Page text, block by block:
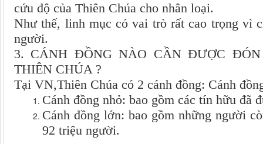
cứu độ của Thiên Chúa cho nhân loại.
Như thế, linh mục có vai trò rất cao trọng vì
người.
3. CÁNH ĐỒNG NÀO CẦN ĐƯỢC
THIÊN CHÚA ?
Tại VN,Thiên Chúa có 2 cánh đồng: Cánh
Cánh đồng nhỏ: bao gồm các tín hữu
Cánh đồng lớn: bao gồm những người
92 triệu người.